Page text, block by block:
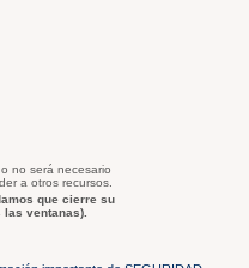
no será necesario
a otros recursos.
que cierre su
ventanas).